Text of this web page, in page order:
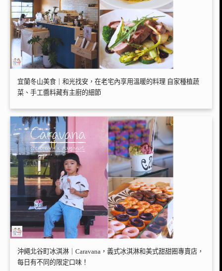
宜蘭冬山美食｜和光找安，在老宅內享用溫暖的料理 自家種植蔬
菜、手工醬料藏有主廚的細節
沖繩北谷町冰淇淋｜Caravana，義式冰淇淋和美式甜甜圈專賣店，
每日有不同的限定口味！